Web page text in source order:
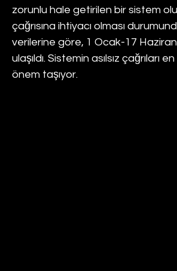
zorunlu hale getirilen bir sistem
çağrısına ihtiyacı olması
verilerine göre, 1 Ocak-17
ulaşıldı. Sistemin asılsız
önem taşıyor.